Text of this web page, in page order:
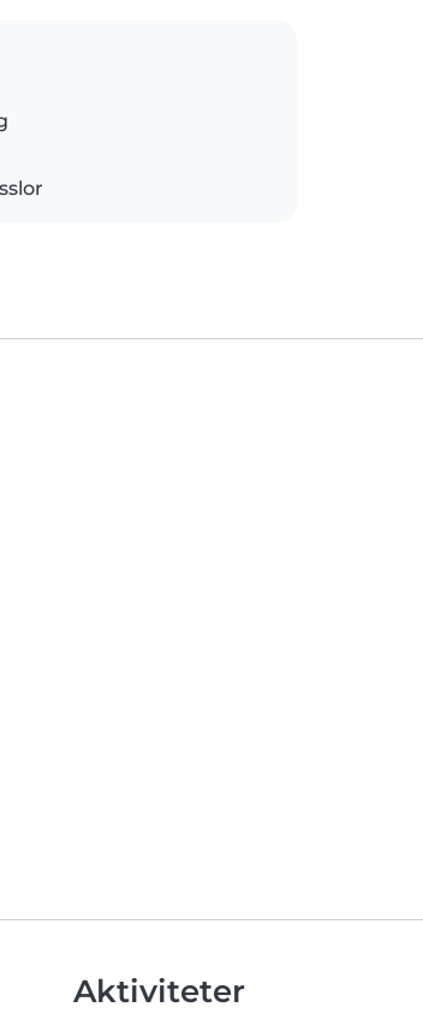
Aktiviteter